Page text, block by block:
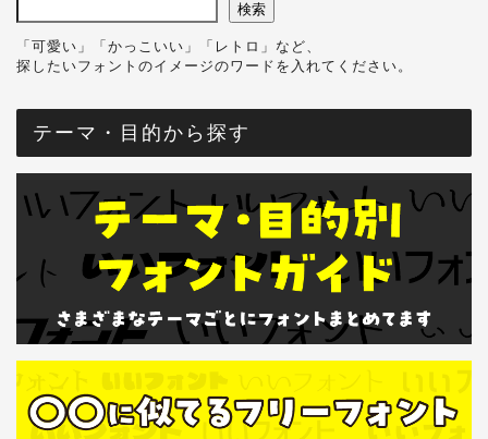
検索
「可愛い」「かっこいい」「レトロ」など、
探したいフォントのイメージのワードを入れてください。
テーマ・目的から探す